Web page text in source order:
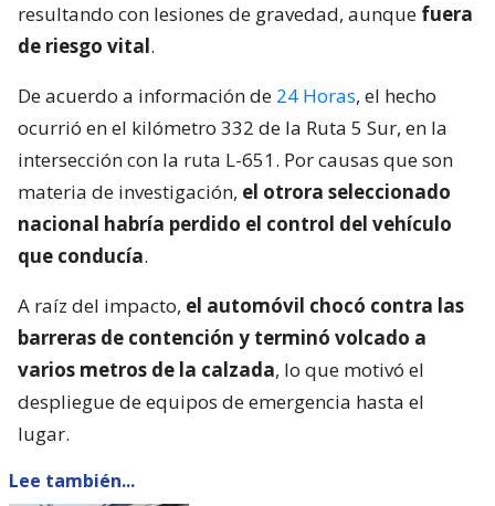
resultando con lesiones de gravedad, aunque fuera
de riesgo vital.
De acuerdo a información de 24 Horas, el hecho
ocurrió en el kilómetro 332 de la Ruta 5 Sur, en la
intersección con la ruta L-651. Por causas que son
materia de investigación, el otrora seleccionado
nacional habría perdido el control del vehículo
que conducía.
A raíz del impacto, el automóvil chocó contra las
barreras de contención y terminó volcado a
varios metros de la calzada, lo que motivó el
despliegue de equipos de emergencia hasta el
lugar.
Lee también...